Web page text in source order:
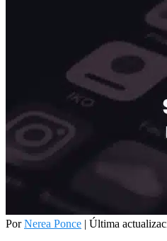
PorNerea Ponce | Última